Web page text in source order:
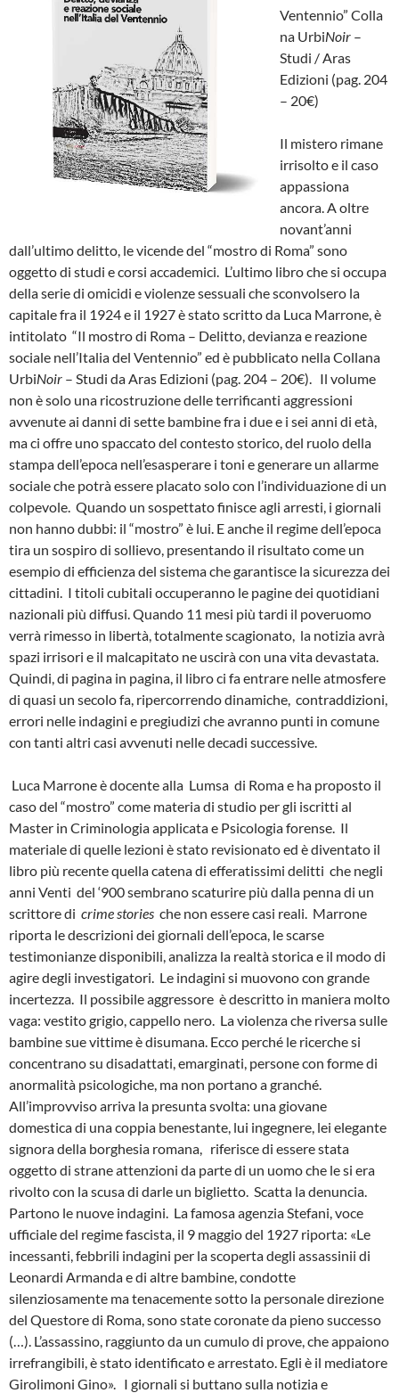
Ventennio” Colla
na UrbiNoir –
Studi / Aras
Edizioni (pag. 204
– 20€)
Il mistero rimane
irrisolto e il caso
appassiona
ancora. A oltre
novant’anni
dall’ultimo delitto, le vicende del “mostro di Roma” sono
oggetto di studi e corsi accademici. L’ultimo libro che si occupa
della serie di omicidi e violenze sessuali che sconvolsero la
capitale fra il 1924 e il 1927 è stato scritto da Luca Marrone, è
intitolato “Il mostro di Roma – Delitto, devianza e reazione
sociale nell’Italia del Ventennio” ed è pubblicato nella Collana
UrbiNoir – Studi da Aras Edizioni (pag. 204 – 20€). Il volume
non è solo una ricostruzione delle terrificanti aggressioni
avvenute ai danni di sette bambine fra i due e i sei anni di età,
ma ci offre uno spaccato del contesto storico, del ruolo della
stampa dell’epoca nell’esasperare i toni e generare un allarme
sociale che potrà essere placato solo con l’individuazione di un
colpevole. Quando un sospettato finisce agli arresti, i giornali
non hanno dubbi: il “mostro” è lui. E anche il regime dell’epoca
tira un sospiro di sollievo, presentando il risultato come un
esempio di efficienza del sistema che garantisce la sicurezza dei
cittadini. I titoli cubitali occuperanno le pagine dei quotidiani
nazionali più diffusi. Quando 11 mesi più tardi il poveruomo
verrà rimesso in libertà, totalmente scagionato, la notizia avrà
spazi irrisori e il malcapitato ne uscirà con una vita devastata.
Quindi, di pagina in pagina, il libro ci fa entrare nelle atmosfere
di quasi un secolo fa, ripercorrendo dinamiche, contraddizioni,
errori nelle indagini e pregiudizi che avranno punti in comune
con tanti altri casi avvenuti nelle decadi successive.
Luca Marrone è docente alla Lumsa di Roma e ha proposto il
caso del “mostro” come materia di studio per gli iscritti al
Master in Criminologia applicata e Psicologia forense. Il
materiale di quelle lezioni è stato revisionato ed è diventato il
libro più recente quella catena di efferatissimi delitti che negli
anni Venti del ‘900 sembrano scaturire più dalla penna di un
scrittore di crime stories che non essere casi reali. Marrone
riporta le descrizioni dei giornali dell’epoca, le scarse
testimonianze disponibili, analizza la realtà storica e il modo di
agire degli investigatori. Le indagini si muovono con grande
incertezza. Il possibile aggressore è descritto in maniera molto
vaga: vestito grigio, cappello nero. La violenza che riversa sulle
bambine sue vittime è disumana. Ecco perché le ricerche si
concentrano su disadattati, emarginati, persone con forme di
anormalità psicologiche, ma non portano a granché.
All’improvviso arriva la presunta svolta: una giovane
domestica di una coppia benestante, lui ingegnere, lei elegante
signora della borghesia romana, riferisce di essere stata
oggetto di strane attenzioni da parte di un uomo che le si era
rivolto con la scusa di darle un biglietto. Scatta la denuncia.
Partono le nuove indagini. La famosa agenzia Stefani, voce
ufficiale del regime fascista, il 9 maggio del 1927 riporta: «Le
incessanti, febbrili indagini per la scoperta degli assassinii di
Leonardi Armanda e di altre bambine, condotte
silenziosamente ma tenacemente sotto la personale direzione
del Questore di Roma, sono state coronate da pieno successo
(…). L’assassino, raggiunto da un cumulo di prove, che appaiono
irrefrangibili, è stato identificato e arrestato. Egli è il mediatore
Girolimoni Gino». I giornali si buttano sulla notizia e